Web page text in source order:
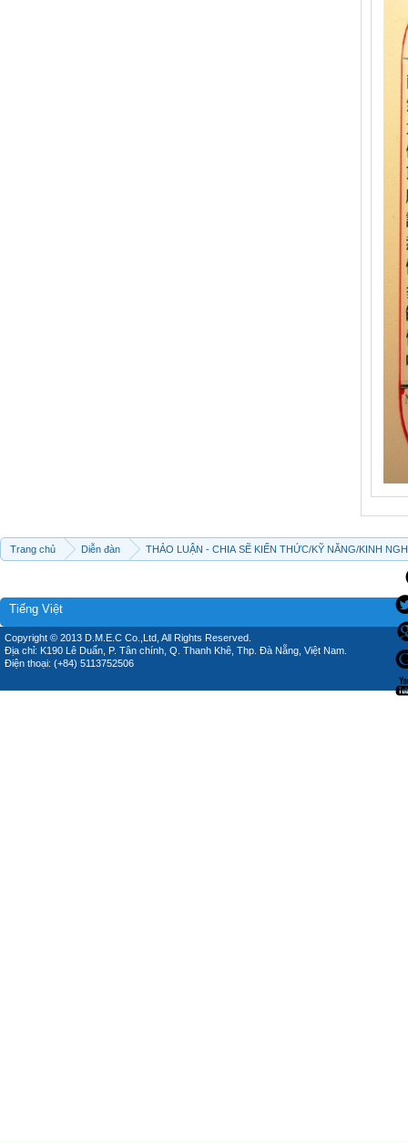
Trang chủ Diễn đàn THẢO LUẬN - CHIA SẼ KIẾN THỨC/KỸ NĂNG/KINH
Tiếng Việt
Copyright © 2013 D.M.E.C Co.,Ltd, All Rights Reserved.
Địa chỉ: K190 Lê Duẩn, P. Tân chính, Q. Thanh Khê, Thp. Đà Nẵng, Việt Nam.
Điện thoại: (+84) 5113752506